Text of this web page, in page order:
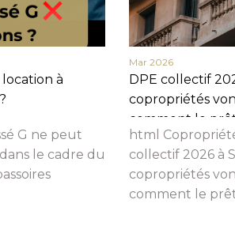
à
G ne peut
le cadre du
Mar 2026
DPE collectif
copropriétés
comment le
html
collectif 2026 à
copropriétés
comment le
Nom
Prénom
Téléphone
Email